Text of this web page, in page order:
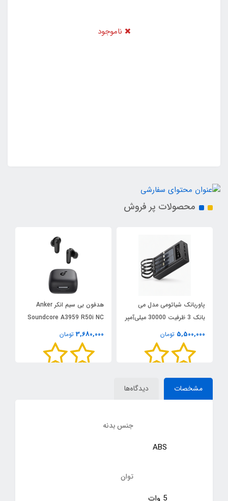
ناموجود
محصولات پر فروش
پاوربانک شیائومی مدل می
بانک 3 ظرفیت 30000 میلی‌آمپر
5,500,000 تومان
هدفون بی سیم انکر Anker
Soundcore A3959 R50i NC
3,680,000 تومان
مشخصات دیدگاه‌ها
جنس بدنه
ABS
توان